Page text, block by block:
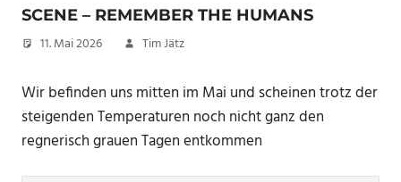
SCENE – REMEMBER THE HUMANS
11. Mai 2026 Tim Jätz
Wir befinden uns mitten im Mai und scheinen trotz der
steigenden Temperaturen noch nicht ganz den
regnerisch grauen Tagen entkommen